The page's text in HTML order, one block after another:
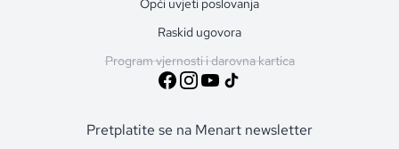
Raskid ugovora
Program vjernosti i darovna kartica
Pretplatite se na Menart newsletter